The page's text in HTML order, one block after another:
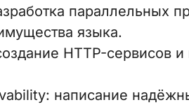
параллельных
языка.
HTTP-сервисов
написание